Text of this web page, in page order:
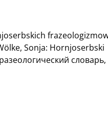
Sonja: Hornjoserbski
словарь,